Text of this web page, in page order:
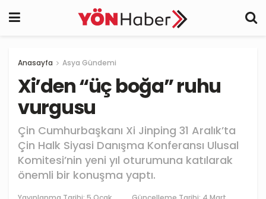
Anasayfa Asya Gündemi
Xi’den “üç boğa” ruhu
vurgusu
Çin Cumhurbaşkanı Xi Jinping 31 Aralık’ta
Çin Halk Siyasi Danışma Konferansı Ulusal
Komitesi’nin yeni yıl oturumuna katılarak
önemli bir konuşma yaptı.